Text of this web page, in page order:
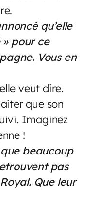
qu’elle
pour ce
Vous en
veut dire.
que son
Imaginez
!
que beaucoup
pas
Que leur